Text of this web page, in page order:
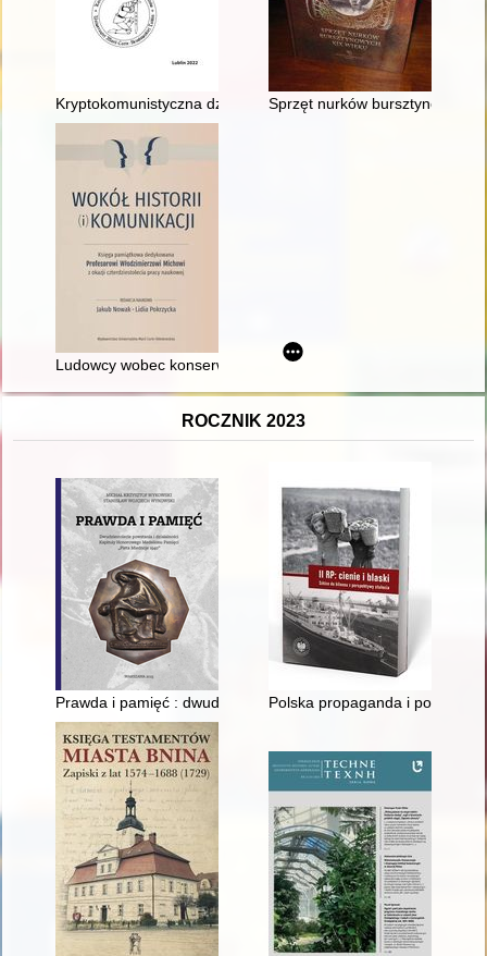
Kryptokomunistyczna działalność Leona Chajna w
Sprzęt nurków bursztynowych
Ludowcy wobec konserwatystów = Peasants movements
ROCZNIK 2023
Prawda i pamięć : dwudziestolecie powstania i działalności
Polska propaganda i polityka